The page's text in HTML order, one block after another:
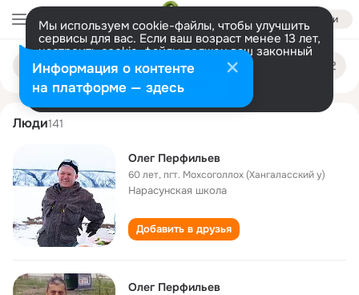
Войти
Мы используем cookie-файлы, чтобы улучшить
сервисы для вас. Если ваш возраст менее 13 лет,
настроить cookie-файлы должен ваш законный
представитель. Больше информации
Разрешить все Настроить
Поиск
людям
oleg perfilev
Люди141
Олег Перфильев
60 лет,пгт. Мохсоголлох (Хангаласский у)
Нарасунская школа
Добавить в друзья
Олег Перфильев
Информация о контенте
на платформе — здесь